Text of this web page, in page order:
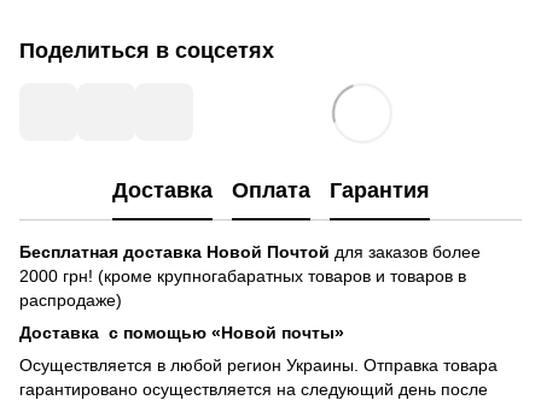
Поделиться в соцсетях
Доставка Оплата Гарантия
Бесплатная доставка Новой Почтой для заказов более
2000 грн! (кроме крупногабаратных товаров и товаров в
распродаже)
Доставка с помощью «Новой почты»
Осуществляется в любой регион Украины. Отправка товара
гарантировано осуществляется на следующий день после